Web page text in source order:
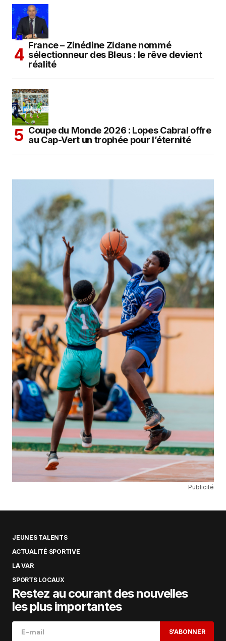
France – Zinédine Zidane nommé
sélectionneur des Bleus : le rêve devient
réalité
Coupe du Monde 2026 : Lopes Cabral offre
au Cap-Vert un trophée pour l’éternité
Publicité
JEUNES TALENTS
ACTUALITÉ SPORTIVE
LA VAR
SPORTS LOCAUX
Restez au courant des nouvelles
les plus importantes
S'ABONNER